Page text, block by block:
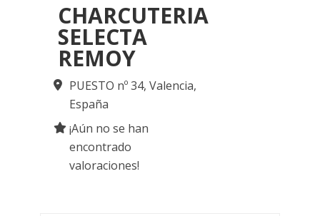
CHARCUTERIA
SELECTA
REMOY
PUESTO nº 34, Valencia,
España
¡Aún no se han
encontrado
valoraciones!